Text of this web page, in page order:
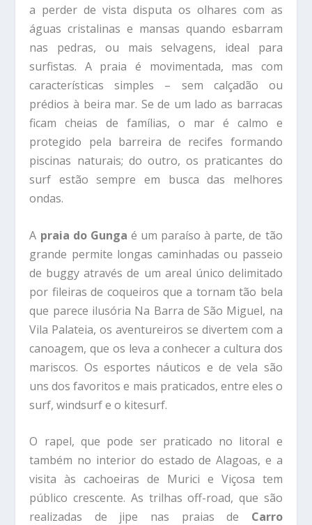
a perder de vista disputa os olhares com as
águas cristalinas e mansas quando esbarram
nas pedras, ou mais selvagens, ideal para
surfistas. A praia é movimentada, mas com
características simples – sem calçadão ou
prédios à beira mar. Se de um lado as barracas
ficam cheias de famílias, o mar é calmo e
protegido pela barreira de recifes formando
piscinas naturais; do outro, os praticantes do
surf estão sempre em busca das melhores
ondas.
A praia do Gunga é um paraíso à parte, de tão
grande permite longas caminhadas ou passeio
de buggy através de um areal único delimitado
por fileiras de coqueiros que a tornam tão bela
que parece ilusória Na Barra de São Miguel, na
Vila Palateia, os aventureiros se divertem com a
canoagem, que os leva a conhecer a cultura dos
mariscos. Os esportes náuticos e de vela são
uns dos favoritos e mais praticados, entre eles o
surf, windsurf e o kitesurf.
O rapel, que pode ser praticado no litoral e
também no interior do estado de Alagoas, e a
visita às cachoeiras de Murici e Viçosa tem
público crescente. As trilhas off-road, que são
realizadas de jipe nas praias de Carro